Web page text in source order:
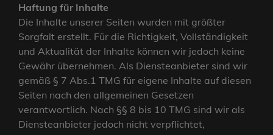
Haftung für Inhalte
Die Inhalte unserer Seiten wurden mit größter
Sorgfalt erstellt. Für die Richtigkeit, Vollständigkeit
und Aktualität der Inhalte können wir jedoch keine
Gewähr übernehmen. Als Diensteanbieter sind wir
gemäß § 7 Abs.1 TMG für eigene Inhalte auf diesen
Seiten nach den allgemeinen Gesetzen
verantwortlich. Nach §§ 8 bis 10 TMG sind wir als
Diensteanbieter jedoch nicht verpflichtet,